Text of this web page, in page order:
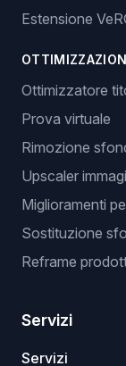
Estensione
Ottimizzatore
Prova virtuale
Rimozione
Upscaler
Miglioramenti
Sostituzione
Reframe
Servizi
Servizi